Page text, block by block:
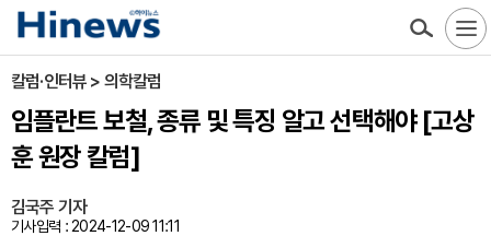
칼럼·인터뷰 > 의학칼럼
임플란트 보철, 종류 및 특징 알고 선택해야 [고상
훈 원장 칼럼]
김국주 기자
기사입력 : 2024-12-09 11:11